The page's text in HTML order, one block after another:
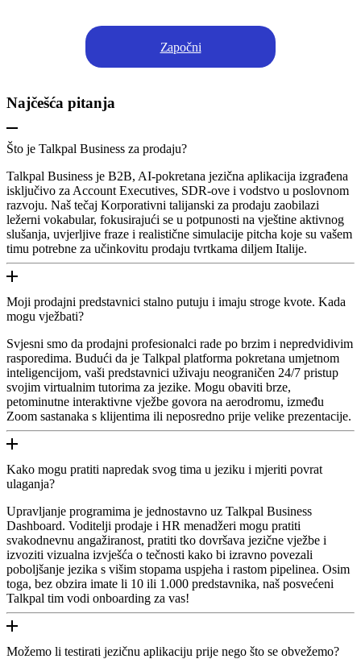
Započni
Najčešća pitanja
Što je Talkpal Business za prodaju?
Talkpal Business je B2B, AI-pokretana jezična aplikacija izgrađena
isključivo za Account Executives, SDR-ove i vodstvo u poslovnom
razvoju. Naš tečaj Korporativni talijanski za prodaju zaobilazi
ležerni vokabular, fokusirajući se u potpunosti na vještine aktivnog
slušanja, uvjerljive fraze i realistične simulacije pitcha koje su vašem
timu potrebne za učinkovitu prodaju tvrtkama diljem Italije.
Moji prodajni predstavnici stalno putuju i imaju stroge kvote. Kada
mogu vježbati?
Svjesni smo da prodajni profesionalci rade po brzim i nepredvidivim
rasporedima. Budući da je Talkpal platforma pokretana umjetnom
inteligencijom, vaši predstavnici uživaju neograničen 24/7 pristup
svojim virtualnim tutorima za jezike. Mogu obaviti brze,
petominutne interaktivne vježbe govora na aerodromu, između
Zoom sastanaka s klijentima ili neposredno prije velike prezentacije.
Kako mogu pratiti napredak svog tima u jeziku i mjeriti povrat
ulaganja?
Upravljanje programima je jednostavno uz Talkpal Business
Dashboard. Voditelji prodaje i HR menadžeri mogu pratiti
svakodnevnu angažiranost, pratiti tko dovršava jezične vježbe i
izvoziti vizualna izvješća o tečnosti kako bi izravno povezali
poboljšanje jezika s višim stopama uspjeha i rastom pipelinea. Osim
toga, bez obzira imate li 10 ili 1.000 predstavnika, naš posvećeni
Talkpal tim vodi onboarding za vas!
Možemo li testirati jezičnu aplikaciju prije nego što se obvežemo?